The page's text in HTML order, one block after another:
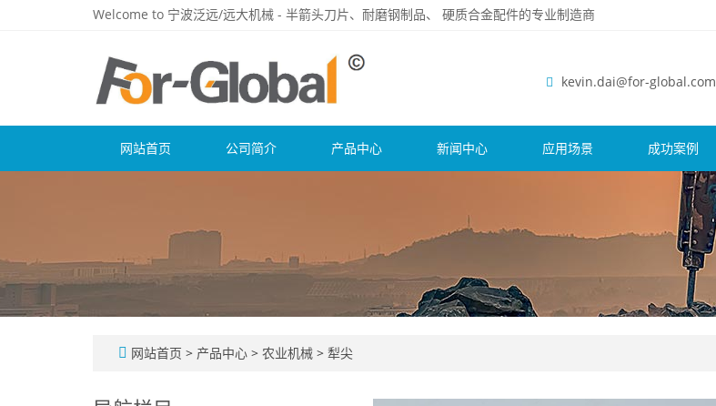
Welcome to 宁波泛远/远大机械 - 半箭头刀片、耐磨钢制品、 硬质合金配件的专业制造商
kevin.dai@for-global.com
网站首页 公司简介 产品中心 新闻中心 应用场景 成功案例
网站首页 > 产品中心 > 农业机械 > 犁尖